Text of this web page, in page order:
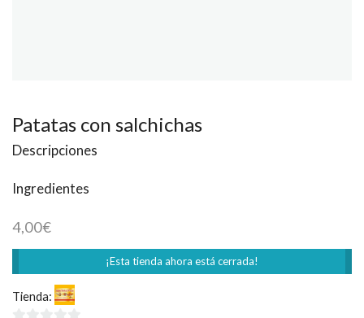
Patatas con salchichas
Descripciones
Ingredientes
4,00€
¡Esta tienda ahora está cerrada!
Tienda: